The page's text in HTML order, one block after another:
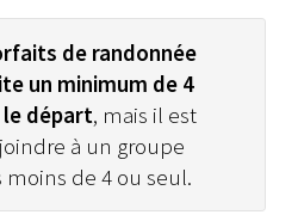
de randonnée
un minimum de 4
le départ, mais il est
à un groupe
de 4 ou seul.